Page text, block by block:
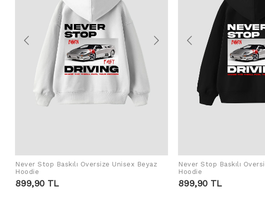
Never Stop Baskılı Oversize Unisex Beyaz
Hoodie
899,90 TL
Never Stop Baskılı
Hoodie
899,90 TL